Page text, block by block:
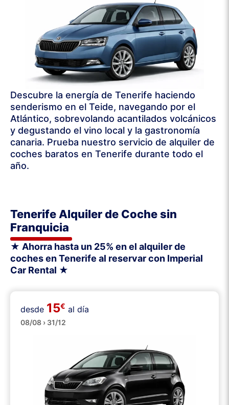
Descubre la energía de Tenerife haciendo
senderismo en el Teide, navegando por el
Atlántico, sobrevolando acantilados volcánicos
y degustando el vino local y la gastronomía
canaria. Prueba nuestro servicio de alquiler de
coches baratos en Tenerife durante todo el
año.
Tenerife Alquiler de Coche sin
Franquicia
★ Ahorra hasta un 25% en el alquiler de
coches en Tenerife al reservar con Imperial
Car Rental ★
Pequeños
desde 15€ al día
08/08 › 31/12